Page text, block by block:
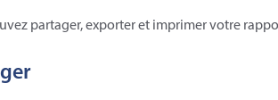
partager, exporter et imprimer votre